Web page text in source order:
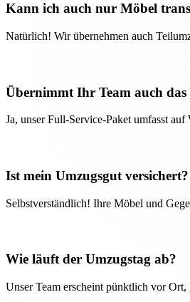
Kann ich auch nur Möbel
Natürlich! Wir übernehmen auch
Übernimmt Ihr Team auch
Ja, unser Full-Service-Paket umfasst
Ist mein Umzugsgut versichert?
Selbstverständlich! Ihre Möbel und
Wie läuft der Umzugstag ab?
Unser Team erscheint pünktlich vor